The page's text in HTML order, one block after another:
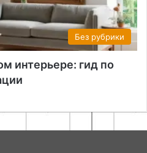
Без рубрики
интерьере: гид по